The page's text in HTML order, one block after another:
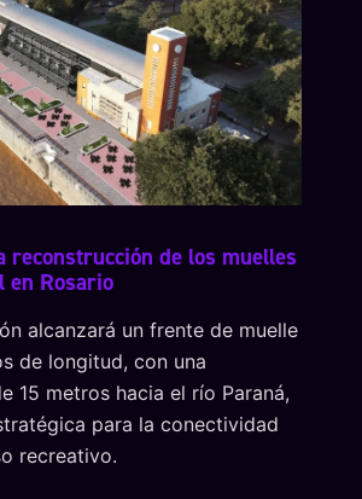
reconstrucción de los muelles
en Rosario
alcanzará un frente de muelle
de longitud, con una
15 metros hacia el río Paraná,
para la conectividad
recreativo.